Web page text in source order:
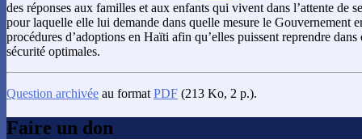
des réponses aux familles et aux enfants qui vivent dans l’attente de
pour laquelle elle lui demande dans quelle mesure le Gouvernement
procédures d’adoptions en Haïti afin qu’elles puissent reprendre
sécurité optimales.
Question archivée au format PDF (213 Ko, 2 p.).
Faire un don